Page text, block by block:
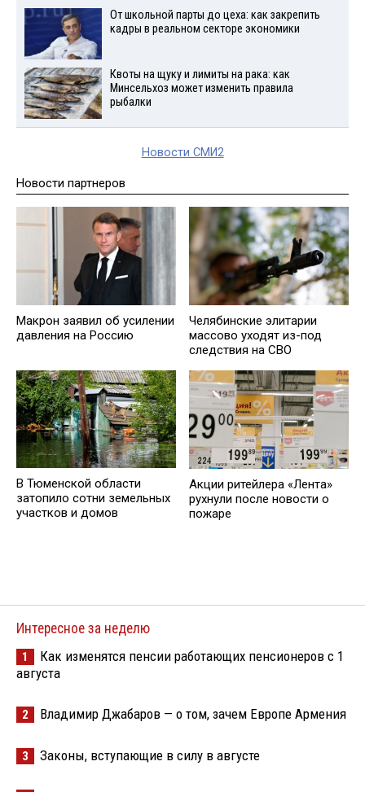
От школьной парты до цеха: как закрепить
кадры в реальном секторе экономики
Квоты на щуку и лимиты на рака: как
Минсельхоз может изменить правила
рыбалки
Новости СМИ2
Новости партнеров
Макрон заявил об усилении
давления на Россию
Челябинские элитарии
массово уходят из-под
следствия на СВО
В Тюменской области
затопило сотни земельных
участков и домов
Акции ритейлера «Лента»
рухнули после новости о
пожаре
Интересное за неделю
1
Как изменятся пенсии работающих пенсионеров с 1
августа
2 Владимир Джабаров — о том, зачем Европе Армения
3 Законы, вступающие в силу в августе